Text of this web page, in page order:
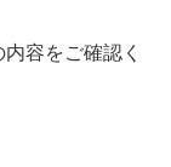
容をご確認く